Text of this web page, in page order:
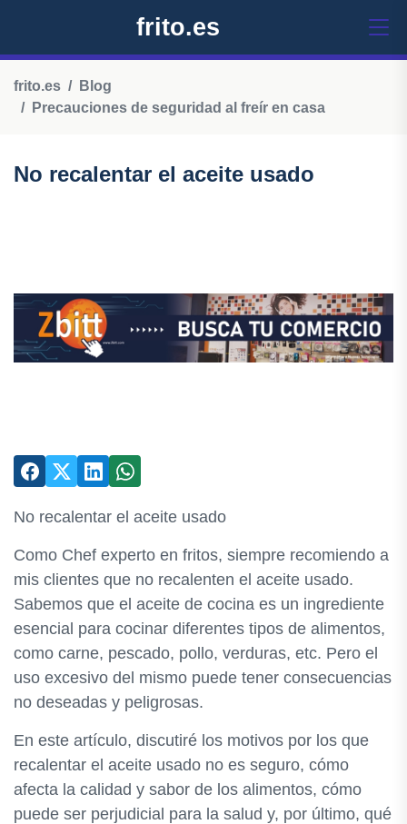
frito.es
frito.es
Blog
Precauciones de seguridad al freír en casa
No recalentar el aceite usado
No recalentar el aceite usado
Como Chef experto en fritos, siempre recomiendo a
mis clientes que no recalenten el aceite usado.
Sabemos que el aceite de cocina es un ingrediente
esencial para cocinar diferentes tipos de alimentos,
como carne, pescado, pollo, verduras, etc. Pero el
uso excesivo del mismo puede tener consecuencias
no deseadas y peligrosas.
En este artículo, discutiré los motivos por los que
recalentar el aceite usado no es seguro, cómo
afecta la calidad y sabor de los alimentos, cómo
puede ser perjudicial para la salud y, por último, qué